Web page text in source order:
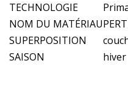
TECHNOLOGIE
NOM DU MATÉRIAU
SUPERPOSITION
SAISON
hiver